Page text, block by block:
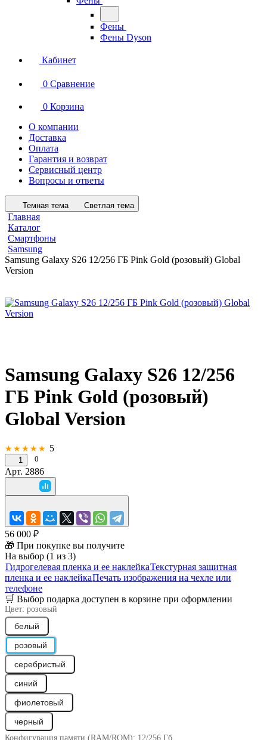
Фены
Фены Dyson
Кабинет
0 Сравнение
0 Корзина
О компании
Доставка
Оплата
Гарантия и возврат
Сервисный центр
Вопросы и ответы
Темная тема Светлая тема
Главная
Каталог
Смартфоны
Samsung
Samsung Galaxy S26 12/256 ГБ Pink Gold (розовый) Global
Version
Samsung Galaxy S26 12/256
ГБ Pink Gold (розовый)
Global Version
★★★★★ 5
1 0
Арт. 2886
56 000 ₽
🎁 При покупке вы получите
На выбор (1 из 3)
Гидрогелевая пленка и ее наклейкаТекстурная защитная
пленка и ее наклейкаПечать изображения на чехле или
телефоне
🛒 Выбор подарка доступен в корзине при оформлении
Цвет: розовый
белый
розовый
серебристый
синий
фиолетовый
черный
Конфигурация памяти (RAM/ROM): 12/256 Гб